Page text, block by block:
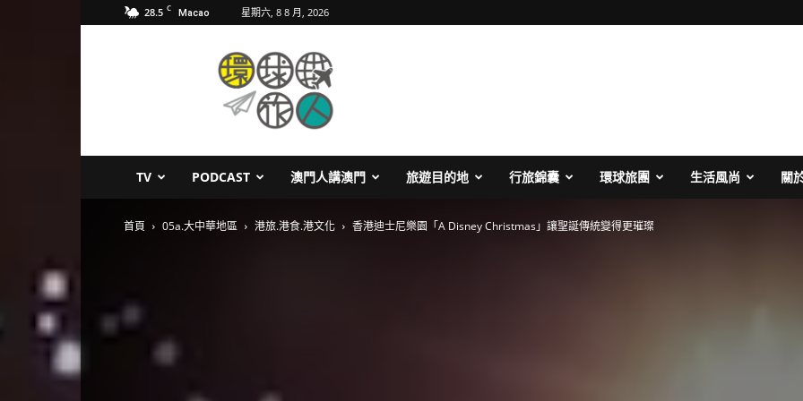
28.5 C Macao 星期六, 8 8 月, 2026
TV PODCAST 澳門人講澳門 旅遊目的地 行旅錦囊 環球旅團 生活風尚 關
首頁 05a.大中華地區 港旅.港食.港文化 香港迪士尼樂園「A Disney Christmas」讓聖誕傳統變得更璀璨